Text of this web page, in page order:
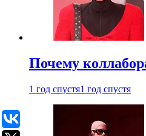
Почему
1 год спустя1 год спустя